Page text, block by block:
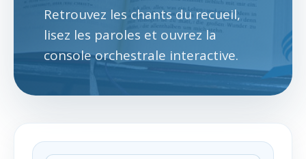
Retrouvez les chants du recueil,
lisez les paroles et ouvrez la
console orchestrale interactive.